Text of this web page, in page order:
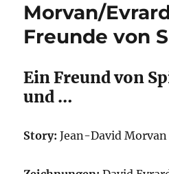
Morvan/
Freunde von
Ein Freund von
und …
Story:Jean-David Morvan